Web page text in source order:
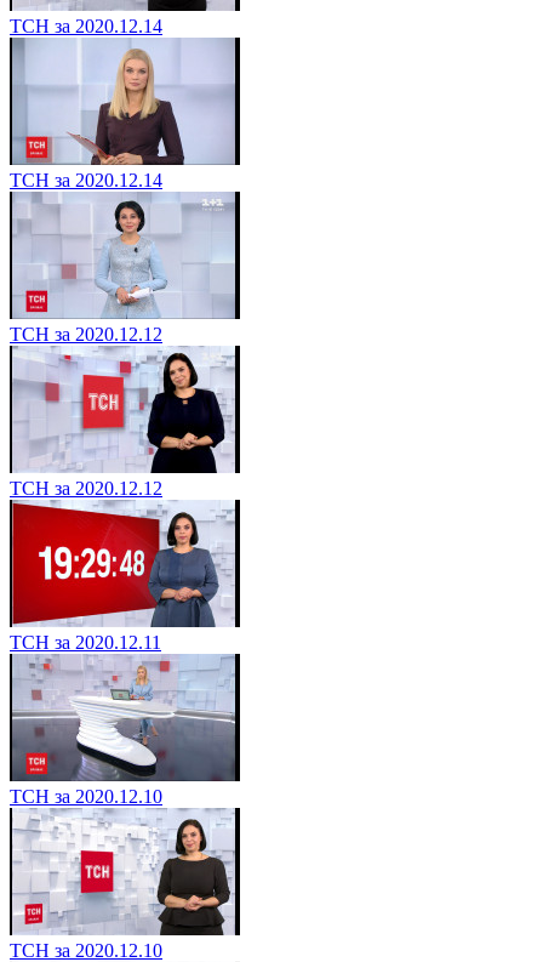
ТСН за 2020.12.14
ТСН за 2020.12.14
ТСН за 2020.12.12
ТСН за 2020.12.12
ТСН за 2020.12.11
ТСН за 2020.12.10
ТСН за 2020.12.10